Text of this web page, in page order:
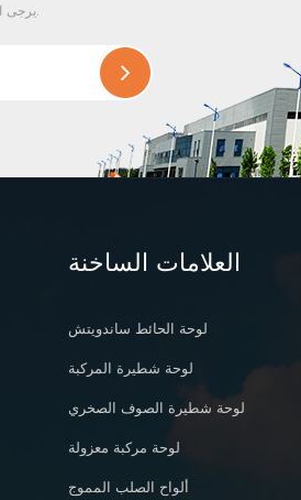
يرجى القراءة ، البقاء المنشورة ، الاشتراك ، ونحن نرحب بكم لإخبارنا برأيك.
العلامات الساخنة
لوحة الحائط ساندويتش
لوحة شطيرة المركبة
لوحة شطيرة الصوف الصخري
لوحة مركبة معزولة
ألواح الصلب المموج